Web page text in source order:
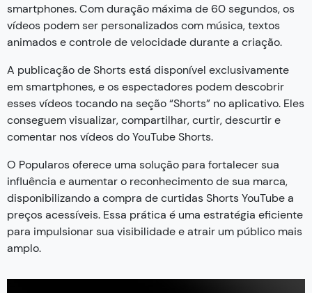
smartphones. Com duração máxima de 60 segundos, os
vídeos podem ser personalizados com música, textos
animados e controle de velocidade durante a criação.
A publicação de Shorts está disponível exclusivamente
em smartphones, e os espectadores podem descobrir
esses vídeos tocando na seção “Shorts” no aplicativo. Eles
conseguem visualizar, compartilhar, curtir, descurtir e
comentar nos vídeos do YouTube Shorts.
O Popularos oferece uma solução para fortalecer sua
influência e aumentar o reconhecimento de sua marca,
disponibilizando a compra de curtidas Shorts YouTube a
preços acessíveis. Essa prática é uma estratégia eficiente
para impulsionar sua visibilidade e atrair um público mais
amplo.